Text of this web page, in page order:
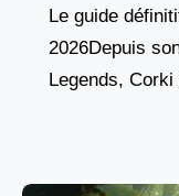
Le guide
2026Depuis
Legends,